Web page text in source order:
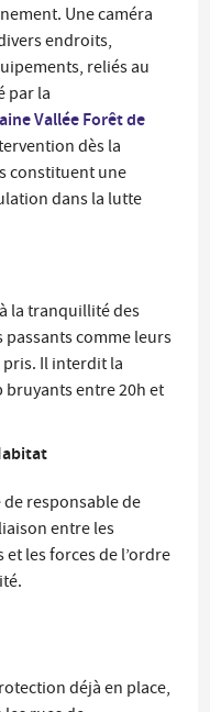
Une caméra
endroits,
reliés au
par la
Vallée Forêt de
dès la
constituent une
dans la lutte
la tranquillité des
comme leurs
Il interdit la
entre 20h et
responsable de
entre les
les forces de l’ordre
déjà en place,